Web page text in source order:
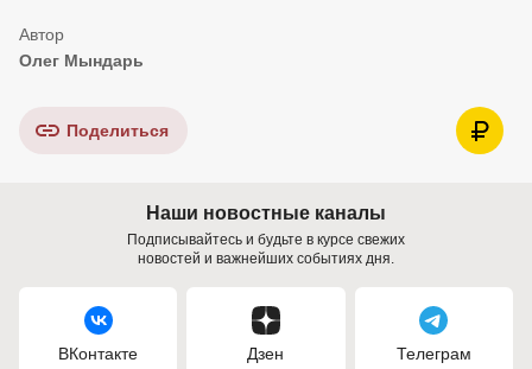
Олег Мындарь
Поделиться
Наши новостные каналы
Подписывайтесь и будьте в курсе свежих
новостей и важнейших событиях дня.
ВКонтакте Дзен Телеграм